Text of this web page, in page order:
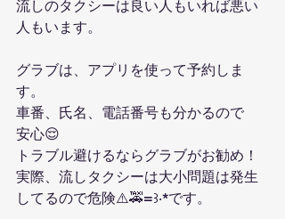
流しのタクシーは良い人もいれば悪い
人もいます。
グラブは、アプリを使って予約しま
す。
車番、氏名、電話番号も分かるので
安心😌
トラブル避けるならグラブがお勧め！
実際、流しタクシーは大小問題は発生
してるので危険⚠️🚕=꒱‧*です。